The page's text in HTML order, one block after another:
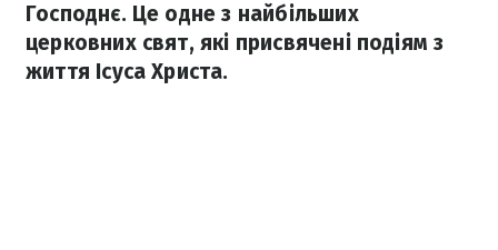
Господнє. Це одне з найбільших
церковних свят, які присвячені подіям з
життя Ісуса Христа.